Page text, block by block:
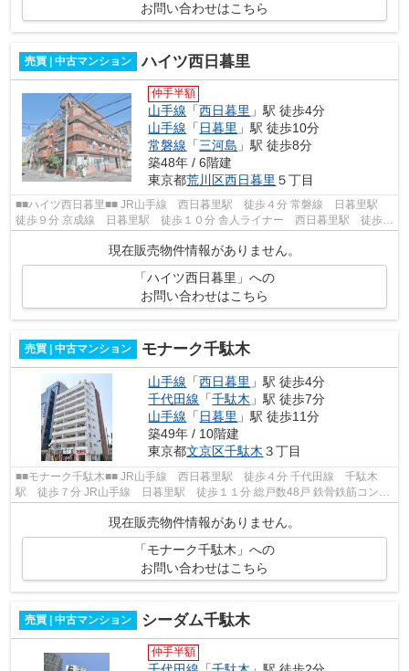
お問い合わせはこちら
売買 | 中古マンション ハイツ西日暮里
仲手半額
山手線 「西日暮里 」駅 徒歩4分
山手線 「 日暮里 」駅 徒歩10分
常磐線 「三河島 」駅 徒歩8分
築48年 / 6階建
東京都荒川区西日暮里 ５丁目
■■ハイツ西日暮里■■ JR山手線 西日暮里駅 徒歩４分 常磐線 日暮里駅
徒歩９分 京成線 日暮里駅 徒歩１０分 舎人ライナー 西日暮里駅 徒歩３
現在販売物件情報がありません。
「ハイツ西日暮里」への
お問い合わせはこちら
売買 | 中古マンション モナーク千駄木
山手線 「西日暮里 」駅 徒歩4分
千代田線 「千駄木 」駅 徒歩7分
山手線 「 日暮里 」駅 徒歩11分
築49年 / 10階建
東京都文京区千駄木 ３丁目
■■モナーク千駄木■■ JR山手線 西日暮里駅 徒歩４分 千代田線 千駄木
駅 徒歩７分 JR山手線 日暮里駅 徒歩１１分 総戸数48戸 鉄骨鉄筋コンク
リート造10階建 昭和５２年１月完成 ...
現在販売物件情報がありません。
「モナーク千駄木」への
お問い合わせはこちら
売買 | 中古マンション シーダム千駄木
仲手半額